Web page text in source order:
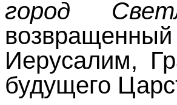
город
Иерусалим,
будущего